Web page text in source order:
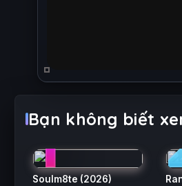
Bạn không biết
1
Soulm8te (2026)